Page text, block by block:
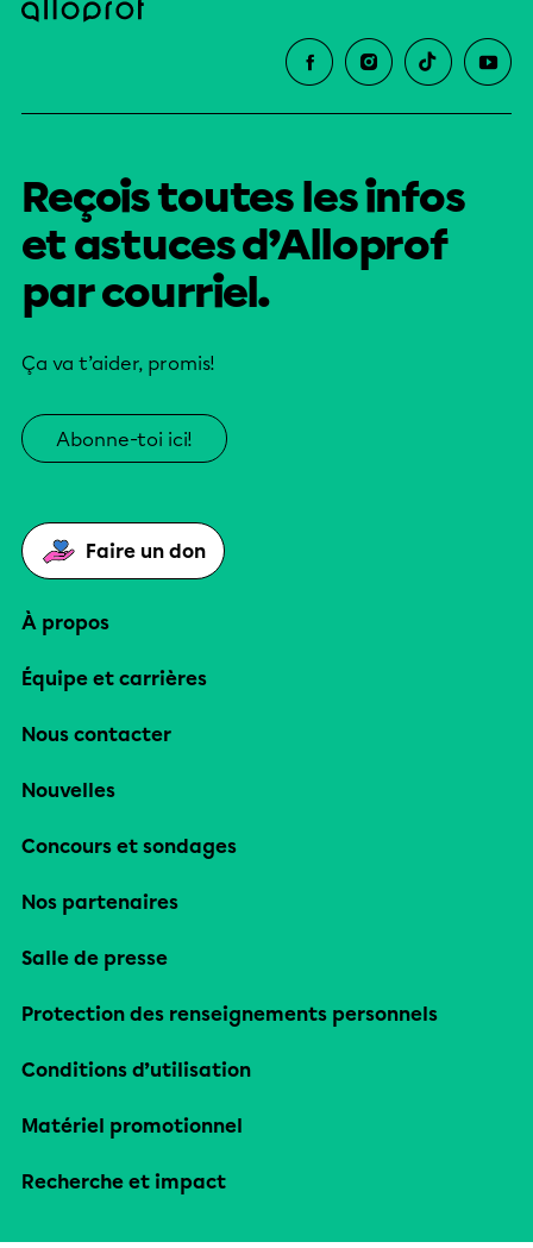
Reçois toutes les infos
et astuces d’Alloprof
par courriel.
Ça va t’aider, promis!
Abonne-toi ici!
Faire un don
À propos
Équipe et carrières
Nous contacter
Nouvelles
Concours et sondages
Nos partenaires
Salle de presse
Protection des renseignements personnels
Conditions d’utilisation
Matériel promotionnel
Recherche et impact